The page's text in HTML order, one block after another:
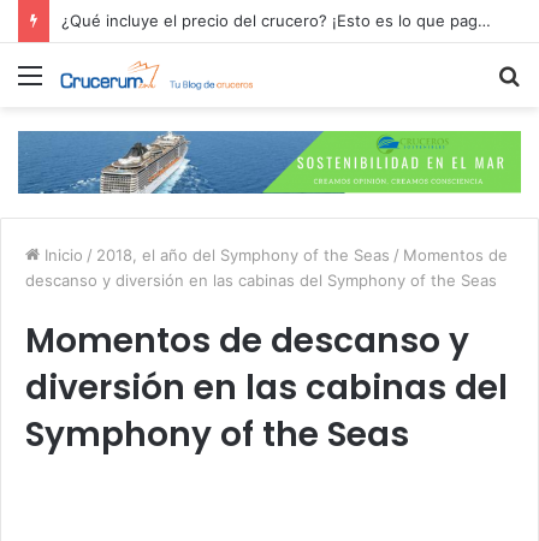
¿Qué incluye el precio del crucero? ¡Esto es lo que pagas por tu aventura en alta mar!
Menú
Inicio / 2018, el año del Symphony of the Seas / Momentos de
descanso y diversión en las cabinas del Symphony of the Seas
Momentos de descanso y
diversión en las cabinas del
Symphony of the Seas